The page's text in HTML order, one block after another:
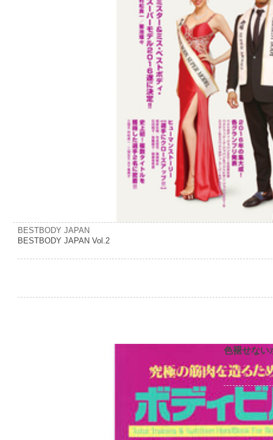
BESTBODY JAPAN
BESTBODY JAPAN Vol.2
色褪せない